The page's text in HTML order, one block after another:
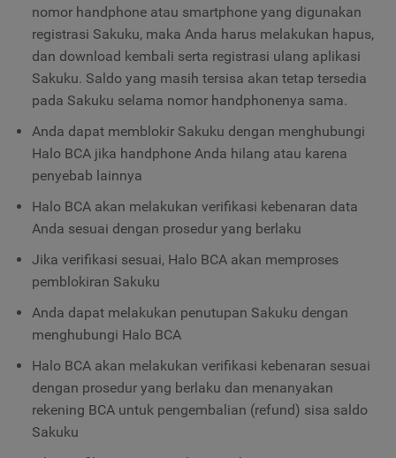
nomor handphone atau smartphone yang digunakan
registrasi Sakuku, maka Anda harus melakukan hapus,
dan download kembali serta registrasi ulang aplikasi
Sakuku. Saldo yang masih tersisa akan tetap tersedia
pada Sakuku selama nomor handphonenya sama.
Anda dapat memblokir Sakuku dengan menghubungi
Halo BCA jika handphone Anda hilang atau karena
penyebab lainnya
Halo BCA akan melakukan verifikasi kebenaran data
Anda sesuai dengan prosedur yang berlaku
Jika verifikasi sesuai, Halo BCA akan memproses
pemblokiran Sakuku
Anda dapat melakukan penutupan Sakuku dengan
menghubungi Halo BCA
Halo BCA akan melakukan verifikasi kebenaran sesuai
dengan prosedur yang berlaku dan menanyakan
rekening BCA untuk pengembalian (refund) sisa saldo
Sakuku